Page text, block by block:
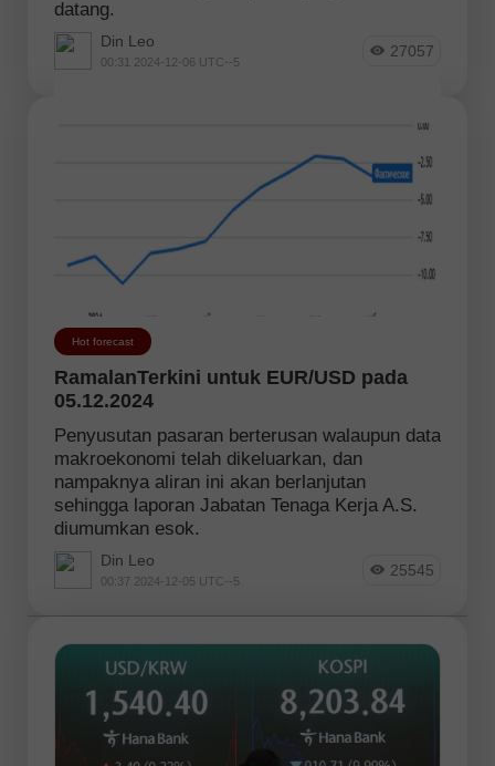
datang.
Din Leo
00:31 2024-12-06 UTC--5
27057
Hot forecast
RamalanTerkini untuk EUR/USD pada
05.12.2024
Penyusutan pasaran berterusan walaupun data
makroekonomi telah dikeluarkan, dan
nampaknya aliran ini akan berlanjutan
sehingga laporan Jabatan Tenaga Kerja A.S.
diumumkan esok.
Din Leo
00:37 2024-12-05 UTC--5
25545